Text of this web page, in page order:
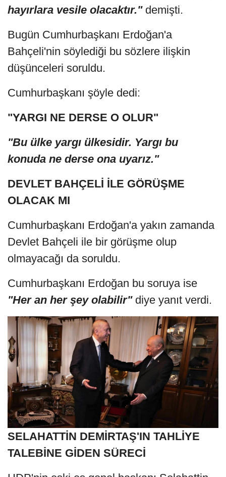
hayırlara vesile olacaktır."demişti.
Bugün Cumhurbaşkanı Erdoğan'a
Bahçeli'nin söylediği bu sözlere ilişkin
düşünceleri soruldu.
Cumhurbaşkanı şöyle dedi:
"YARGI NE DERSE O OLUR"
"Bu ülke yargı ülkesidir. Yargı bu
konuda ne derse ona uyarız."
DEVLET BAHÇELİ İLE GÖRÜŞME
OLACAK MI
Cumhurbaşkanı Erdoğan'a yakın zamanda
Devlet Bahçeli ile bir görüşme olup
olmayacağı da soruldu.
Cumhurbaşkanı Erdoğan bu soruya ise
"Her an her şey olabilir"diye yanıt verdi.
SELAHATTİN DEMİRTAŞ'IN TAHLİYE
TALEBİNE GİDEN SÜRECİ